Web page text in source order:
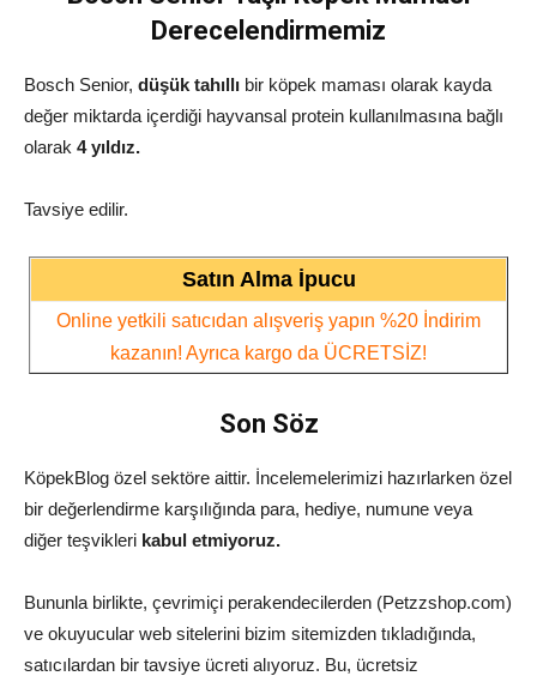
Derecelendirmemiz
Bosch Senior, düşük tahıllı bir köpek maması olarak kayda
değer miktarda içerdiği hayvansal protein kullanılmasına bağlı
olarak 4 yıldız.
Tavsiye edilir.
Satın Alma İpucu
Online yetkili satıcıdan alışveriş yapın %20 İndirim
kazanın! Ayrıca kargo da ÜCRETSİZ!
Son Söz
KöpekBlog özel sektöre aittir. İncelemelerimizi hazırlarken özel
bir değerlendirme karşılığında para, hediye, numune veya
diğer teşvikleri kabul etmiyoruz.
Bununla birlikte, çevrimiçi perakendecilerden (Petzzshop.com)
ve okuyucular web sitelerini bizim sitemizden tıkladığında,
satıcılardan bir tavsiye ücreti alıyoruz. Bu, ücretsiz